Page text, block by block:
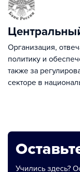
Организация,
политику и
также за
секторе в
Учились здесь?